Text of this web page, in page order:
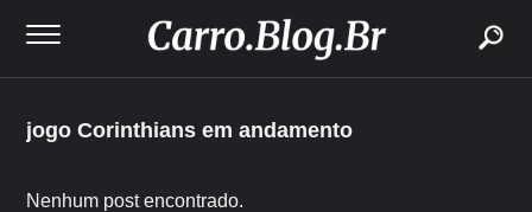
jogo Corinthians em andamento
Nenhum post encontrado.